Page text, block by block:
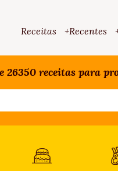
Receitas +Recentes
26350 receitas para